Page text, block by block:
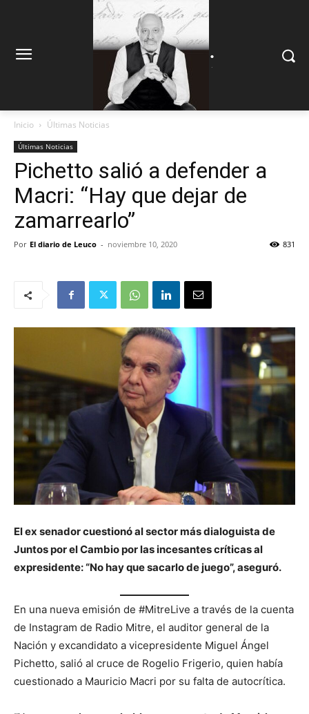
.
Inicio Últimas Noticias
Últimas Noticias
Pichetto salió a defender a
Macri: “Hay que dejar de
zamarrearlo”
Por El diario de Leuco - noviembre 10, 2020 831
El ex senador cuestionó al sector más dialoguista de
Juntos por el Cambio por las incesantes críticas al
expresidente: “No hay que sacarlo de juego”, aseguró.
En una nueva emisión de #MitreLive a través de la cuenta
de Instagram de Radio Mitre, el auditor general de la
Nación y excandidato a vicepresidente Miguel Ángel
Pichetto, salió al cruce de Rogelio Frigerio, quien había
cuestionado a Mauricio Macri por su falta de autocrítica.